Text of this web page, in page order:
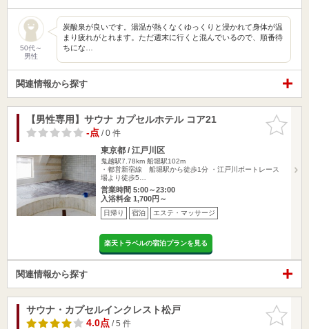
50代～
男性
炭酸泉が良いです。湯温が熱くなくゆっくりと浸かれて身体が温
まり疲れがとれます。ただ週末に行くと混んでいるので、順番待
ちにな…
関連情報から探す
お気に入
りに追加
【男性専用】サウナ カプセルホテル コア21
-点/ 0 件
東京都 / 江戸川区
鬼越駅7.78km 船堀駅102m
・都営新宿線 船堀駅から徒歩1分 ・江戸川ボートレース
場より徒歩5…
営業時間 5:00～23:00
入浴料金 1,700円～
日帰り 宿泊 エステ・マッサージ
楽天トラベルの宿泊プランを見る
関連情報から探す
お気に入
りに追加
サウナ・カプセルインクレスト松戸
4.0点/ 5 件